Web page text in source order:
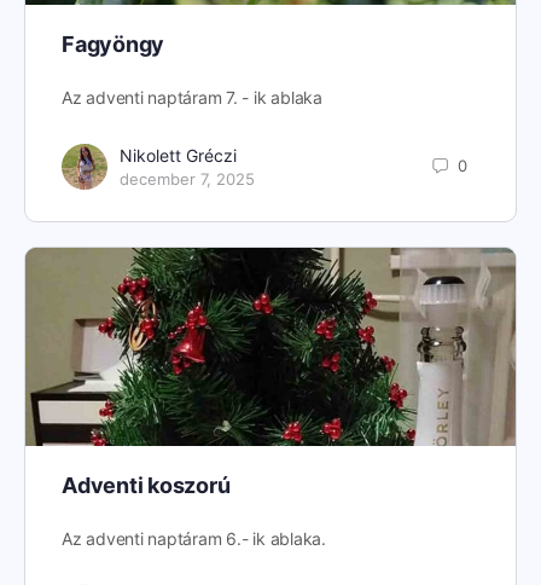
Fagyöngy
Az adventi naptáram 7. - ik ablaka
Nikolett Gréczi
december 7, 2025
0
Adventi koszorú
Az adventi naptáram 6.- ik ablaka.